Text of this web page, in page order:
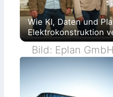
Wie KI, Daten und
Elektrokonstruktion
Bild: Eplan